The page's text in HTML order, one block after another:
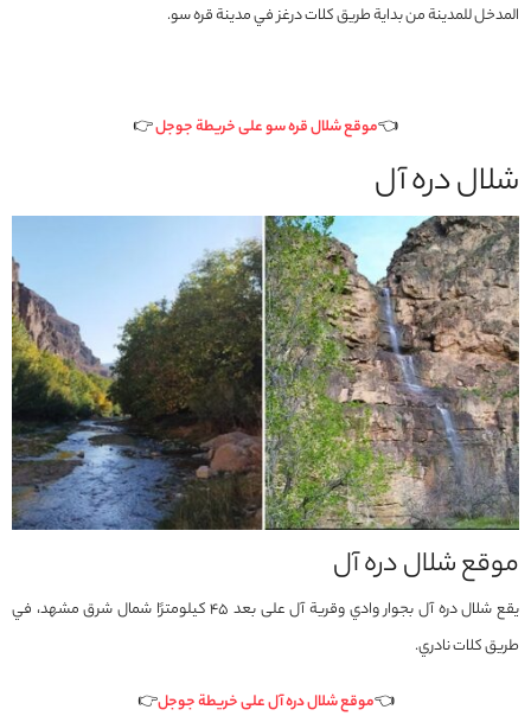
المدخل للمدينة من بداية طريق كلات درغز في مدينة قره سو.
👈موقع شلال قره سو على خريطة جوجل👉
شلال دره آل
موقع شلال دره آل
يقع شلال دره آل بجوار وادي وقرية آل على بعد 45 كيلومترًا شمال شرق مشهد، في
طريق كلات نادري.
👈موقع شلال دره آل على خريطة جوجل👉